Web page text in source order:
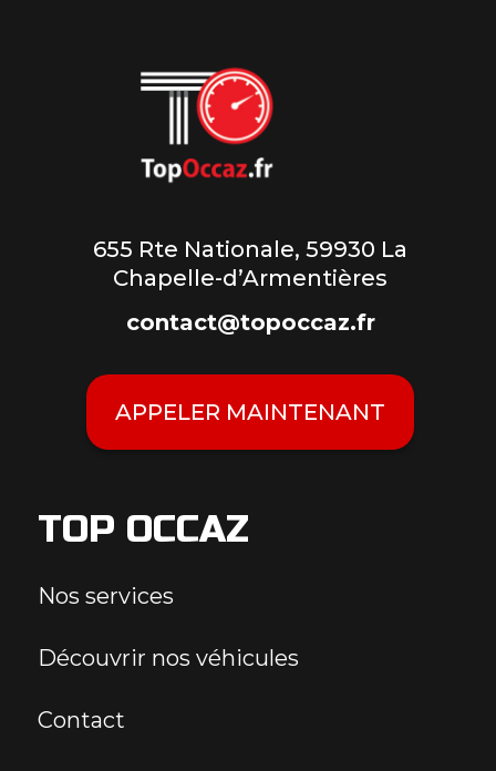
655 Rte Nationale, 59930 La
Chapelle-d’Armentières
contact@topoccaz.fr
APPELER MAINTENANT
TOP OCCAZ
Nos services
Découvrir nos véhicules
Contact